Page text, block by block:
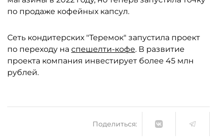
по продаже кофейных капсул.
Сеть кондитерских "Теремок" запустила проект
по переходу на спешелти-кофе. В развитие
проекта компания инвестирует более 45 млн
рублей.
Поделиться: